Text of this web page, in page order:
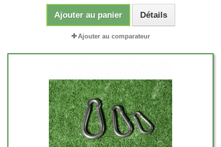
Ajouter au panier Détails
Ajouter au comparateur